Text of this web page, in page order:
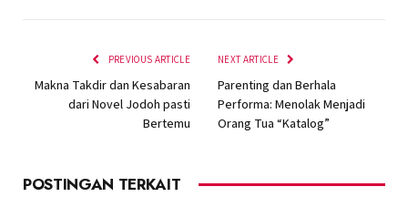
PREVIOUS ARTICLE
Makna Takdir dan Kesabaran
dari Novel Jodoh pasti
Bertemu
NEXT ARTICLE
Parenting dan Berhala
Performa: Menolak Menjadi
Orang Tua “Katalog”
POSTINGAN TERKAIT